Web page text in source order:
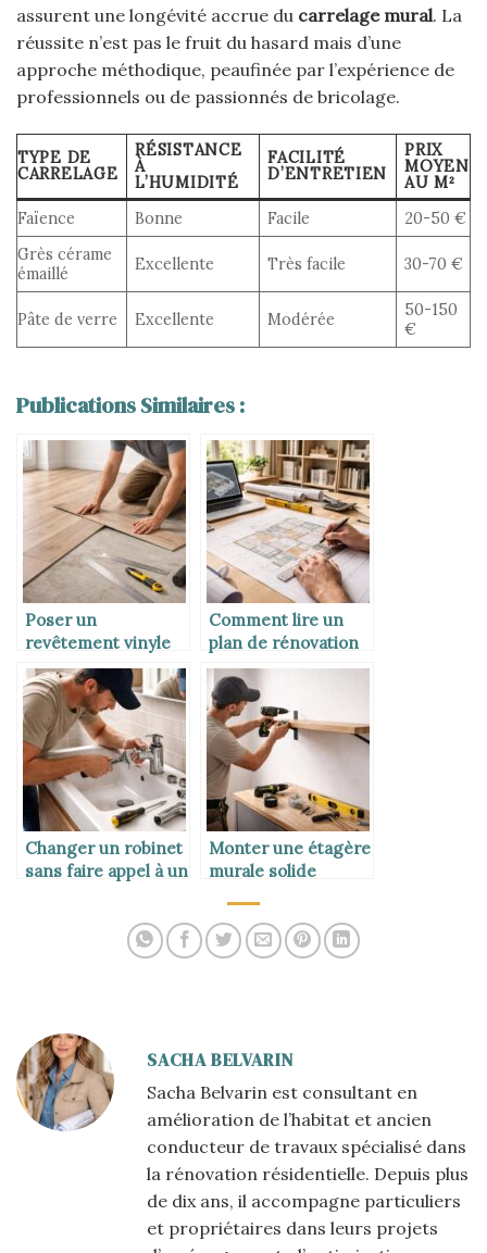
assurent une longévité accrue du carrelage mural. La
réussite n’est pas le fruit du hasard mais d’une
approche méthodique, peaufinée par l’expérience de
professionnels ou de passionnés de bricolage.
TYPE DE
CARRELAGE
RÉSISTANCE
À
L’HUMIDITÉ
FACILITÉ
D’ENTRETIEN
PRIX
MOYEN
AU M²
Faïence
Bonne Facile
20-50 €
Grès cérame
émaillé
Excellente Très facile 30-70 €
Pâte de verre Excellente Modérée
50-150
€
Publications Similaires :
Poser un
revêtement vinyle
au sol
Comment lire un
plan de rénovation
Changer un robinet
sans faire appel à un
Monter une étagère
murale solide
SACHA BELVARIN
Sacha Belvarin est consultant en
amélioration de l’habitat et ancien
conducteur de travaux spécialisé dans
la rénovation résidentielle. Depuis plus
de dix ans, il accompagne particuliers
et propriétaires dans leurs projets